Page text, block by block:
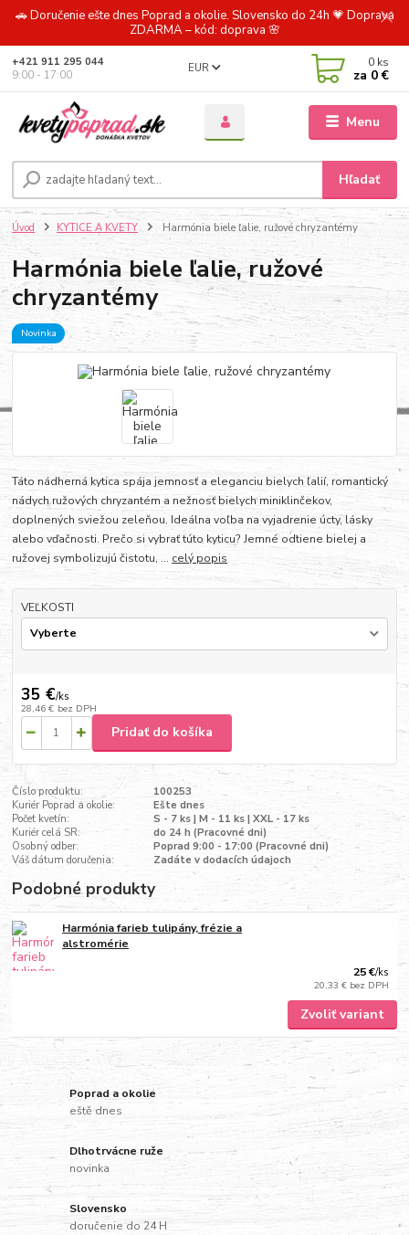
🚗 Doručenie ešte dnes Poprad a okolie. Slovensko do 24h 💗 Doprava
ZDARMA – kód: doprava 🌸
Menu
EUR
Hľadať
+421 911 295 044
9:00 - 17:00
0 ks
za 0 €
Úvod KYTICE A KVETY Harmónia biele ľalie, ružové chryzantémy
Harmónia biele ľalie, ružové
chryzantémy
Novinka
Táto nádherná kytica spája jemnosť a eleganciu bielych ľalií, romantický
nádych ružových chryzantém a nežnosť bielych miniklinčekov,
doplnených sviežou zeleňou. Ideálna voľba na vyjadrenie úcty, lásky
alebo vďačnosti. Prečo si vybrať túto kyticu? Jemné odtiene bielej a
ružovej symbolizujú čistotu, ... celý popis
VEĽKOSTI
35 €/ks
28,46 € bez DPH
Pridať do košíka
Číslo produktu:
100253
Kuriér Poprad a okolie:
Ešte dnes
Počet kvetín:
S - 7 ks | M - 11 ks | XXL - 17 ks
Kuriér celá SR:
do 24 h (Pracovné dni)
Osobný odber:
Poprad 9:00 - 17:00 (Pracovné dni)
Váš dátum doručenia:
Zadáte v dodacích údajoch
Podobné produkty
Harmónia farieb tulipány, frézie a
alstromérie
25 €/ks
20,33 € bez DPH
Zvoliť variant
Poprad a okolie
eště dnes
Dlhotrvácne ruže
novinka
Slovensko
doručenie do 24 H